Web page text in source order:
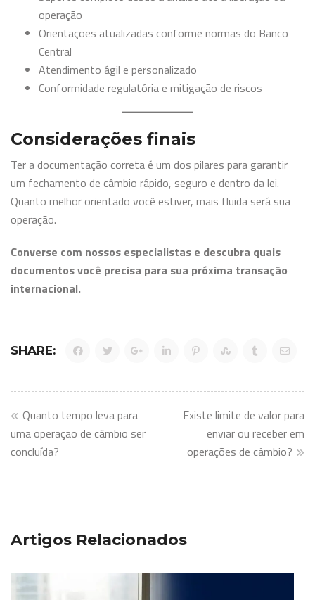
operação
Orientações atualizadas conforme normas do Banco
Central
Atendimento ágil e personalizado
Conformidade regulatória e mitigação de riscos
Considerações finais
Ter a documentação correta é um dos pilares para garantir
um fechamento de câmbio rápido, seguro e dentro da lei.
Quanto melhor orientado você estiver, mais fluida será sua
operação.
Converse com nossos especialistas e descubra quais
documentos você precisa para sua próxima transação
internacional.
SHARE:
Navegação
de
Post
Quanto tempo leva para
uma operação de câmbio ser
concluída?
Existe limite de valor para
enviar ou receber em
operações de câmbio?
Artigos Relacionados